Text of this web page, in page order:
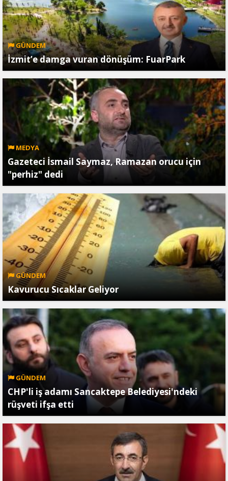
GÜNDEM
İzmit’e damga vuran dönüşüm: FuarPark
MEDYA
Gazeteci İsmail Saymaz, Ramazan orucu için
"perhiz" dedi
GÜNDEM
Kavurucu Sıcaklar Geliyor
GÜNDEM
CHP'li iş adamı Sancaktepe Belediyesi'ndeki
rüşveti ifşa etti